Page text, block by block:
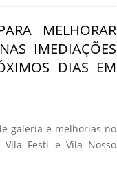
MELHORAR
IMEDIAÇÕES
DIAS EM
galeria e melhorias no
Festi e Vila Nosso